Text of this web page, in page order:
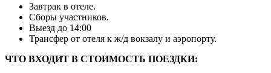
Завтрак в отеле.
Сборы участников.
Выезд до 14:00
Трансфер от отеля к ж/д вокзалу и аэропорту.
ЧТО ВХОДИТ В СТОИМОСТЬ ПОЕЗДКИ: